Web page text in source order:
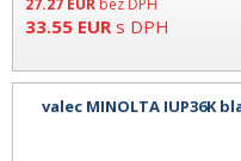
27.27 EUR bez DPH
33.55 EUR s DPH
valec MINOLTA IUP36K